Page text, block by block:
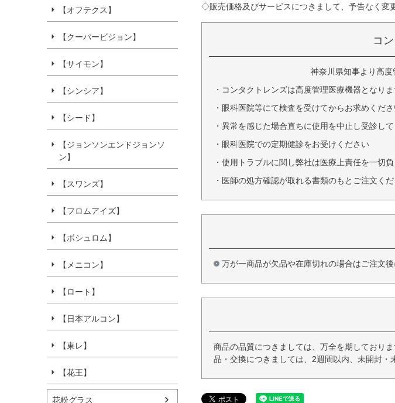
【オフテクス】
【クーパービジョン】
【サイモン】
【シンシア】
【シード】
【ジョンソンエンドジョンソ
ン】
【スワンズ】
【フロムアイズ】
【ボシュロム】
【メニコン】
【ロート】
【日本アルコン】
【東レ】
【花王】
花粉グラス
◇販売価格及びサービスにつきまして、予告なく変
コ
神奈川県知事より高
・コンタクトレンズは高度管理医療機器となり
・眼科医院等にて検査を受けてからお求めくだ
・異常を感じた場合直ちに使用を中止し受診し
・眼科医院での定期健診をお受けください
・使用トラブルに関し弊社は医療上責任を一切
・医師の処方確認が取れる書類のもとご注文く
万が一商品が欠品や在庫切れの場合はご注文
商品の品質につきましては、万全を期しており
品・交換につきましては、2週間以内、未開封・